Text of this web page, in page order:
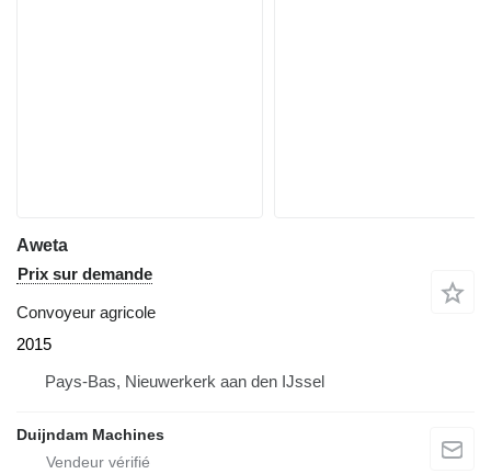
Aweta
Prix sur demande
Convoyeur agricole
2015
Pays-Bas, Nieuwerkerk aan den IJssel
Duijndam Machines